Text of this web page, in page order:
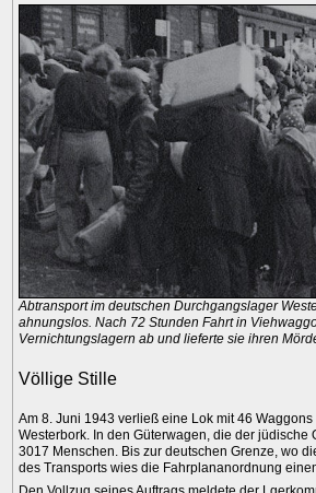
Abtransport im deutschen Durchgangslager
ahnungslos. Nach 72 Stunden Fahrt in
Vernichtungslagern ab und lieferte sie ihren
Völlige Stille
Am 8. Juni 1943 verließ eine Lok mit 46
Westerbork. In den Güterwagen, die der
3017 Menschen. Bis zur deutschen Grenze, wo
des Transports wies die Fahrplananordnung